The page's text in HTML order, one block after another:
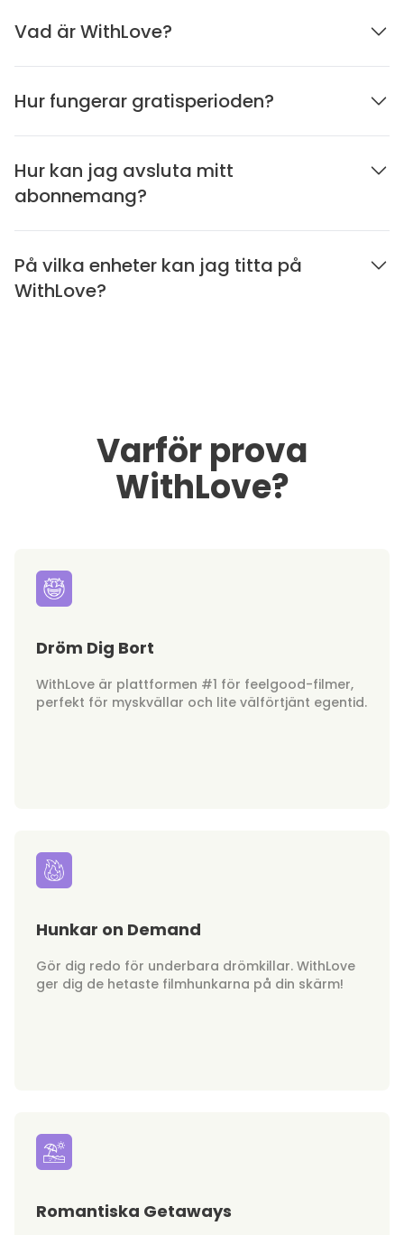
Vad är WithLove?
Hur fungerar gratisperioden?
Hur kan jag avsluta mitt
abonnemang?
På vilka enheter kan jag titta på
WithLove?
Varför prova
WithLove?
Dröm Dig Bort
WithLove är plattformen #1 för feelgood-filmer,
perfekt för myskvällar och lite välförtjänt egentid.
Hunkar on Demand
Gör dig redo för underbara drömkillar. WithLove
ger dig de hetaste filmhunkarna på din skärm!
Romantiska Getaways